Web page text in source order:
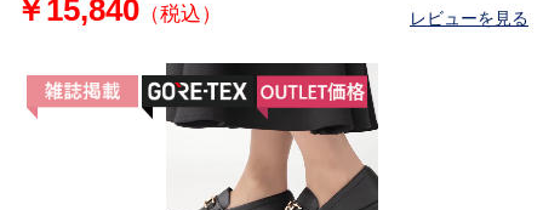
￥15,840（税込）
レビューを見る